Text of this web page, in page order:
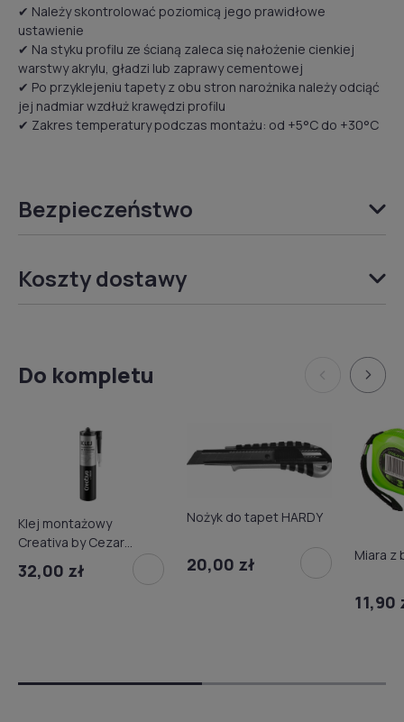
✔ Należy skontrolować poziomicą jego prawidłowe
ustawienie
✔ Na styku profilu ze ścianą zaleca się nałożenie cienkiej
warstwy akrylu, gładzi lub zaprawy cementowej
✔ Po przyklejeniu tapety z obu stron narożnika należy odciąć
jej nadmiar wzdłuż krawędzi profilu
✔ Zakres temperatury podczas montażu: od +5°C do +30°C
Bezpieczeństwo
Koszty dostawy
Do kompletu
Klej montażowy
Creativa by Cezar
kartusz 300ml
32,00 zł
Nożyk do tapet HARDY
20,00 zł Miara z
11,90